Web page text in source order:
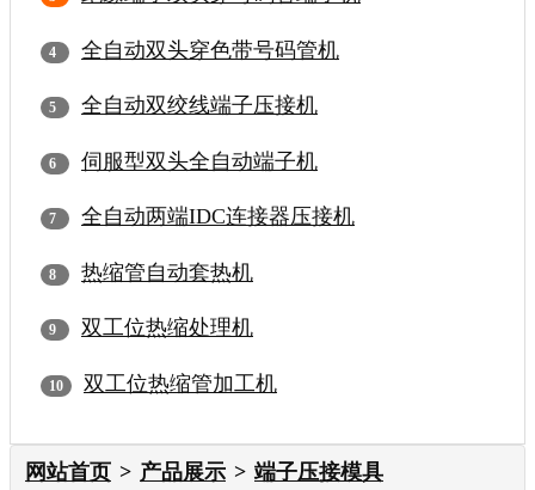
全自动双头穿色带号码管机
全自动双绞线端子压接机
伺服型双头全自动端子机
全自动两端IDC连接器压接机
热缩管自动套热机
双工位热缩处理机
双工位热缩管加工机
网站首页 产品展示 端子压接模具